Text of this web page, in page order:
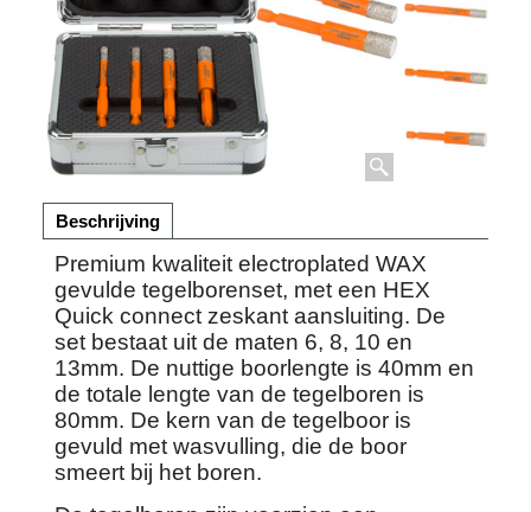
Beschrijving
Premium kwaliteit electroplated WAX
gevulde tegelborenset, met een HEX
Quick connect zeskant aansluiting. De
set bestaat uit de maten 6, 8, 10 en
13mm. De nuttige boorlengte is 40mm en
de totale lengte van de tegelboren is
80mm. De kern van de tegelboor is
gevuld met wasvulling, die de boor
smeert bij het boren.